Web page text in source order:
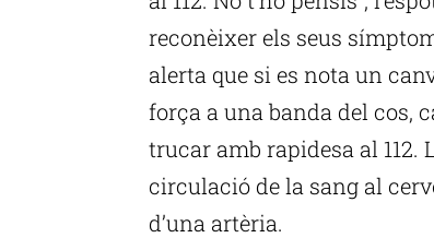
reconèixer els seus
alerta que si es nota un
força a una banda del cos,
trucar amb rapidesa al 112.
circulació de la sang al
d’una artèria.